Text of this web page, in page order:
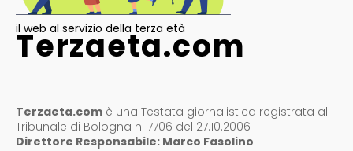
il web al servizio della terza età
Terzaeta.com
Terzaeta.com è una Testata giornalistica registrata al
Tribunale di Bologna n. 7706 del 27.10.2006
Direttore Responsabile: Marco Fasolino